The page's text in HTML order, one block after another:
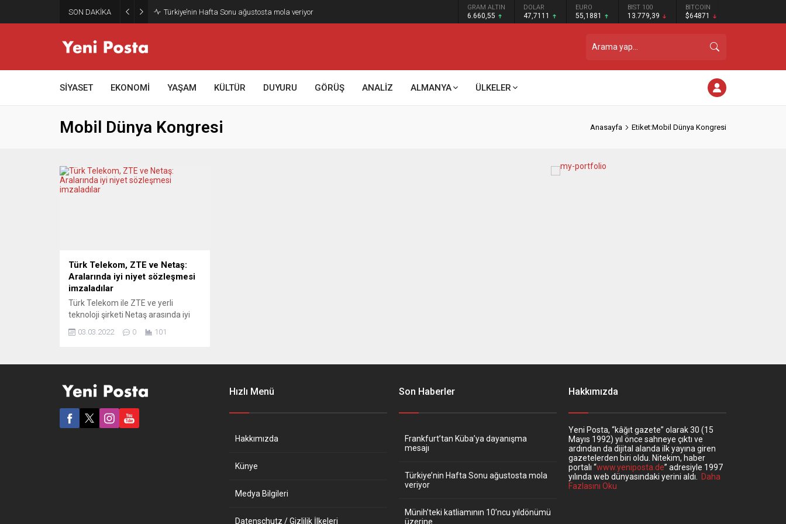
SON DAKİKA Türkiye’nin Hafta Sonu ağustosta mola veriyor GRAM ALTIN
6.660,55
DOLAR
47,7111
EURO
55,1881
BIST 100
13.779,39
BITCOIN
$64871
SİYASET EKONOMİ YAŞAM KÜLTÜR DUYURU GÖRÜŞ ANALİZ ALMANYA ÜLKELER
Mobil Dünya Kongresi Anasayfa Etiket:Mobil Dünya Kongresi
Türk Telekom, ZTE ve Netaş:
Aralarında iyi niyet sözleşmesi
imzaladılar
Türk Telekom ile ZTE ve yerli
teknoloji şirketi Netaş arasında iyi
niyet sözleşmesi imzalandı.
İspanya’nın Barselona şehrinde
ana hissedarı ZTE arasında
imzalanan iyi niyet sözleşmesi
(MoU) kapsamında Türk Telekom,
çözüm ortakları ZTE ve Netaş ile
03.03.2022 0 101
Hızlı Menü
Hakkımızda
Künye
Medya Bilgileri
Datenschutz / Gizlilik İlkeleri
Son Haberler
Frankfurt’tan Küba’ya dayanışma
mesajı
Türkiye’nin Hafta Sonu ağustosta mola
veriyor
Münih’teki katliamının 10’ncu yıldönümü
üzerine
Hakkımızda
Yeni Posta, “kâğıt gazete” olarak 30 (15
Mayıs 1992) yıl önce sahneye çıktı ve
ardından da dijital alanda ilk yayına giren
gazetelerden biri oldu. Nitekim, haber
portalı “www.yeniposta.de” adresiyle 1997
yılında web dünyasındaki yerini aldı. Daha
Fazlasını Oku